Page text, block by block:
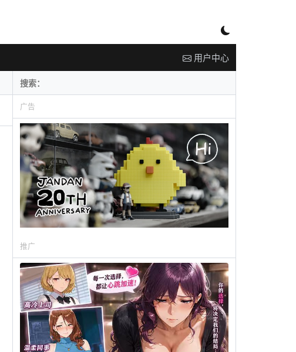
用户中心
广告
推广